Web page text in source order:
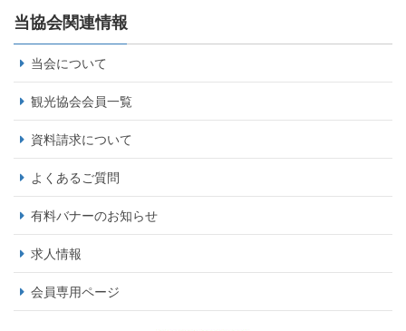
当協会関連情報
当会について
観光協会会員一覧
資料請求について
よくあるご質問
有料バナーのお知らせ
求人情報
会員専用ページ